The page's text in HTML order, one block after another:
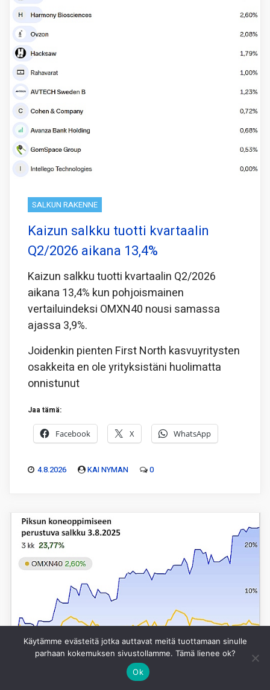
SALKUN RAKENNE
Kaizun salkku tuotti kvartaalin
Q2/2026 aikana 13,4%
Kaizun salkku tuotti kvartaalin Q2/2026
aikana 13,4% kun pohjoismainen
vertailuindeksi OMXN40 nousi samassa
ajassa 3,9%.
Joidenkin pienten First North kasvuyritysten
osakkeita en ole yrityksistäni huolimatta
onnistunut
Jaa tämä:
Facebook X WhatsApp
4.8.2026 KAI NYMAN 0
Käytämme evästeitä jotka auttavat meitä tuottamaan sinulle
parhaan kokemuksen sivustollamme. Tämä lienee ok?
Ok